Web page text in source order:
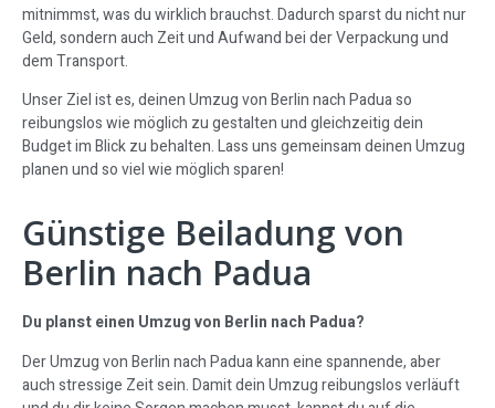
mitnimmst, was du wirklich brauchst. Dadurch sparst du nicht nur
Geld, sondern auch Zeit und Aufwand bei der Verpackung und
dem Transport.
Unser Ziel ist es, deinen Umzug von Berlin nach Padua so
reibungslos wie möglich zu gestalten und gleichzeitig dein
Budget im Blick zu behalten. Lass uns gemeinsam deinen Umzug
planen und so viel wie möglich sparen!
Günstige Beiladung von
Berlin nach Padua
Du planst einen Umzug von Berlin nach Padua?
Der Umzug von Berlin nach Padua kann eine spannende, aber
auch stressige Zeit sein. Damit dein Umzug reibungslos verläuft